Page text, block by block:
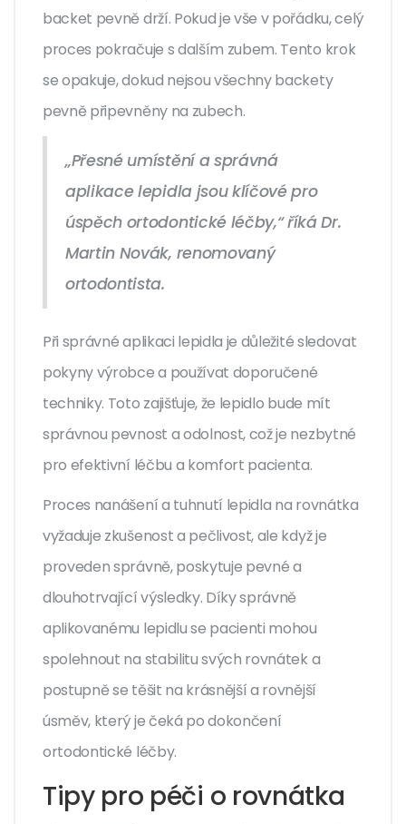
backet pevně drží. Pokud je vše v pořádku, celý
proces pokračuje s dalším zubem. Tento krok
se opakuje, dokud nejsou všechny backety
pevně připevněny na zubech.
„Přesné umístění a správná
aplikace lepidla jsou klíčové pro
úspěch ortodontické léčby,“ říká Dr.
Martin Novák, renomovaný
ortodontista.
Při správné aplikaci lepidla je důležité sledovat
pokyny výrobce a používat doporučené
techniky. Toto zajišťuje, že lepidlo bude mít
správnou pevnost a odolnost, což je nezbytné
pro efektivní léčbu a komfort pacienta.
Proces nanášení a tuhnutí lepidla na rovnátka
vyžaduje zkušenost a pečlivost, ale když je
proveden správně, poskytuje pevné a
dlouhotrvající výsledky. Díky správně
aplikovanému lepidlu se pacienti mohou
spolehnout na stabilitu svých rovnátek a
postupně se těšit na krásnější a rovnější
úsměv, který je čeká po dokončení
ortodontické léčby.
Tipy pro péči o rovnátka